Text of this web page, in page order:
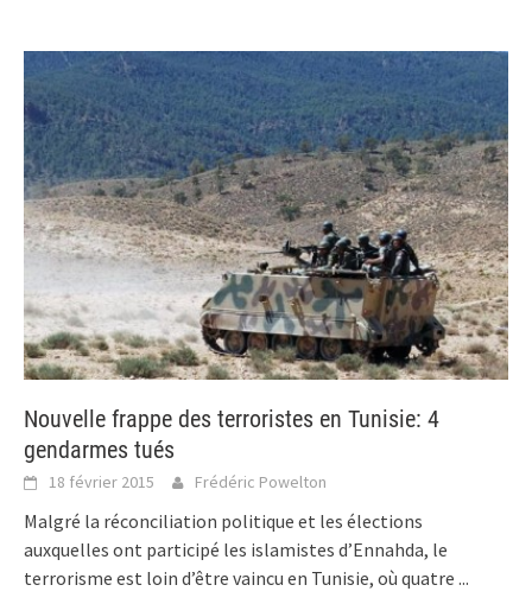
Nouvelle frappe des terroristes en Tunisie: 4
gendarmes tués
18 février 2015 Frédéric Powelton
Malgré la réconciliation politique et les élections
auxquelles ont participé les islamistes d’Ennahda, le
terrorisme est loin d’être vaincu en Tunisie, où quatre ...